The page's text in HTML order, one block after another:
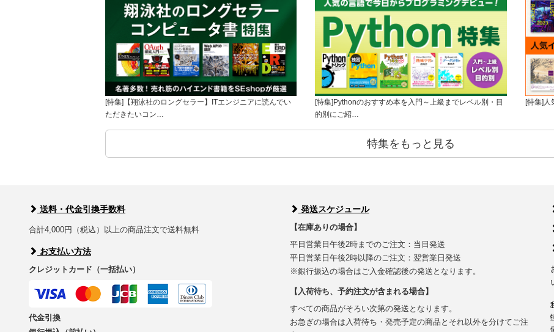
[特集]【翔泳社のロングセラー】ITエンジニアに読んでい
ただきたいコン…
[特集]Pythonのおすすめ本を入門～上級までレベル別・目
的別にご紹…
[特集]人
特集をもっと見る
送料・代金引換手数料
合計4,000円（税込）以上の商品注文で送料無料
お支払い方法
クレジットカード（一括払い）
代金引換
発送スケジュール
【在庫ありの場合】
平日営業日午後2時までのご注文：当日発送
平日営業日午後2時以降のご注文：翌営業日発送
※銀行振込の場合はご入金確認後の発送となります。
【入荷待ち、予約注文が含まれる場合】
すべての商品がそろい次第の発送となります。
お急ぎの場合は入荷待ち・発売予定の商品とそれ以外を分けてご注